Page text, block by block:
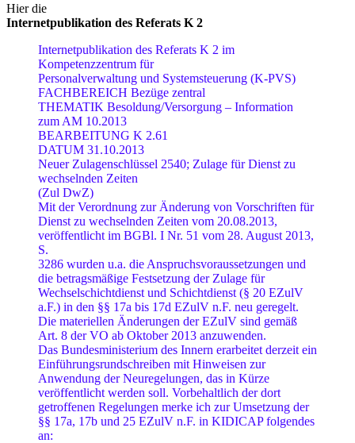
Hier die
Internetpublikation des Referats K 2
Internetpublikation des Referats K 2 im
Kompetenzzentrum für
Personalverwaltung und Systemsteuerung (K-PVS)
FACHBEREICH Bezüge zentral
THEMATIK Besoldung/Versorgung – Information
zum AM 10.2013
BEARBEITUNG K 2.61
DATUM 31.10.2013
Neuer Zulagenschlüssel 2540; Zulage für Dienst zu
wechselnden Zeiten
(Zul DwZ)
Mit der Verordnung zur Änderung von Vorschriften für
Dienst zu wechselnden Zeiten vom 20.08.2013,
veröffentlicht im BGBl. I Nr. 51 vom 28. August 2013,
S.
3286 wurden u.a. die Anspruchsvoraussetzungen und
die betragsmäßige Festsetzung der Zulage für
Wechselschichtdienst und Schichtdienst (§ 20 EZulV
a.F.) in den §§ 17a bis 17d EZulV n.F. neu geregelt.
Die materiellen Änderungen der EZulV sind gemäß
Art. 8 der VO ab Oktober 2013 anzuwenden.
Das Bundesministerium des Innern erarbeitet derzeit ein
Einführungsrundschreiben mit Hinweisen zur
Anwendung der Neuregelungen, das in Kürze
veröffentlicht werden soll. Vorbehaltlich der dort
getroffenen Regelungen merke ich zur Umsetzung der
§§ 17a, 17b und 25 EZulV n.F. in KIDICAP folgendes
an: